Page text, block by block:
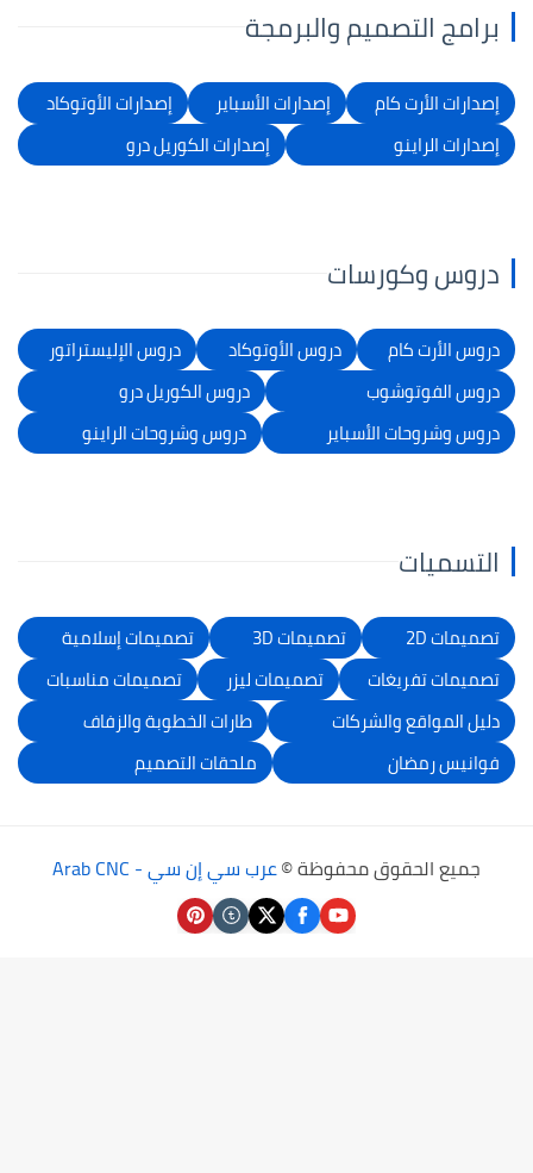
برامج التصميم والبرمجة
إصدارات الأرت كام إصدارات الأسباير
إصدارات الأوتوكاد
إصدارات الراينو
إصدارات الكوريل درو
دروس وكورسات
دروس الأرت كام دروس الأوتوكاد
دروس الإليستراتور
دروس الفوتوشوب
دروس الكوريل درو
دروس وشروحات الأسباير
دروس وشروحات الراينو
التسميات
تصميمات 2D تصميمات 3D
تصميمات إسلامية
تصميمات تفريغات
تصميمات ليزر
تصميمات مناسبات
دليل المواقع والشركات
طارات الخطوبة والزفاف
فوانيس رمضان
ملحقات التصميم
جميع الحقوق محفوظة ©عرب سي إن سي - Arab CNC